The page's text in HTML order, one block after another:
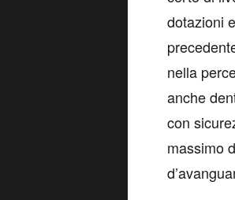
dotazioni
nella
anche
con
massimo